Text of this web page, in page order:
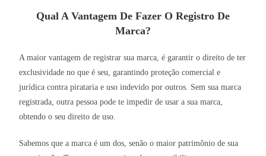
Qual A Vantagem De Fazer O Registro De
Marca?
A maior vantagem de registrar sua marca, é garantir o direito de ter
exclusividade no que é seu, garantindo proteção comercial e
jurídica contra pirataria e uso indevido por outros. Sem sua marca
registrada, outra pessoa pode te impedir de usar a sua marca,
obtendo o seu direito de uso.
Sabemos que a marca é um dos, senão o maior patrimônio de sua